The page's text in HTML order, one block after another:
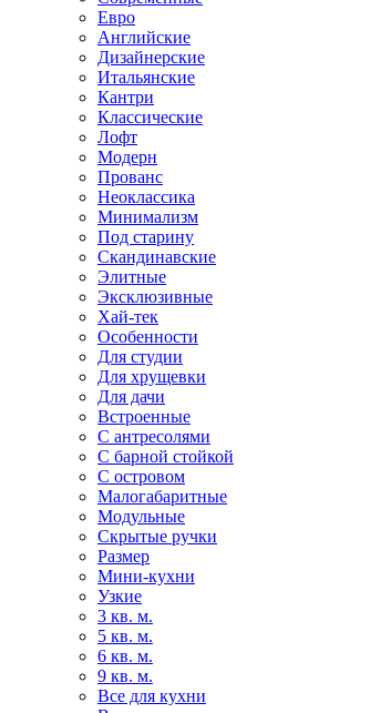
Евро
Английские
Дизайнерские
Итальянские
Кантри
Классические
Лофт
Модерн
Прованс
Неоклассика
Минимализм
Под старину
Скандинавские
Элитные
Эксклюзивные
Хай-тек
Особенности
Для студии
Для хрущевки
Для дачи
Встроенные
С антресолями
С барной стойкой
С островом
Малогабаритные
Модульные
Скрытые ручки
Размер
Мини-кухни
Узкие
3 кв. м.
5 кв. м.
6 кв. м.
9 кв. м.
Все для кухни